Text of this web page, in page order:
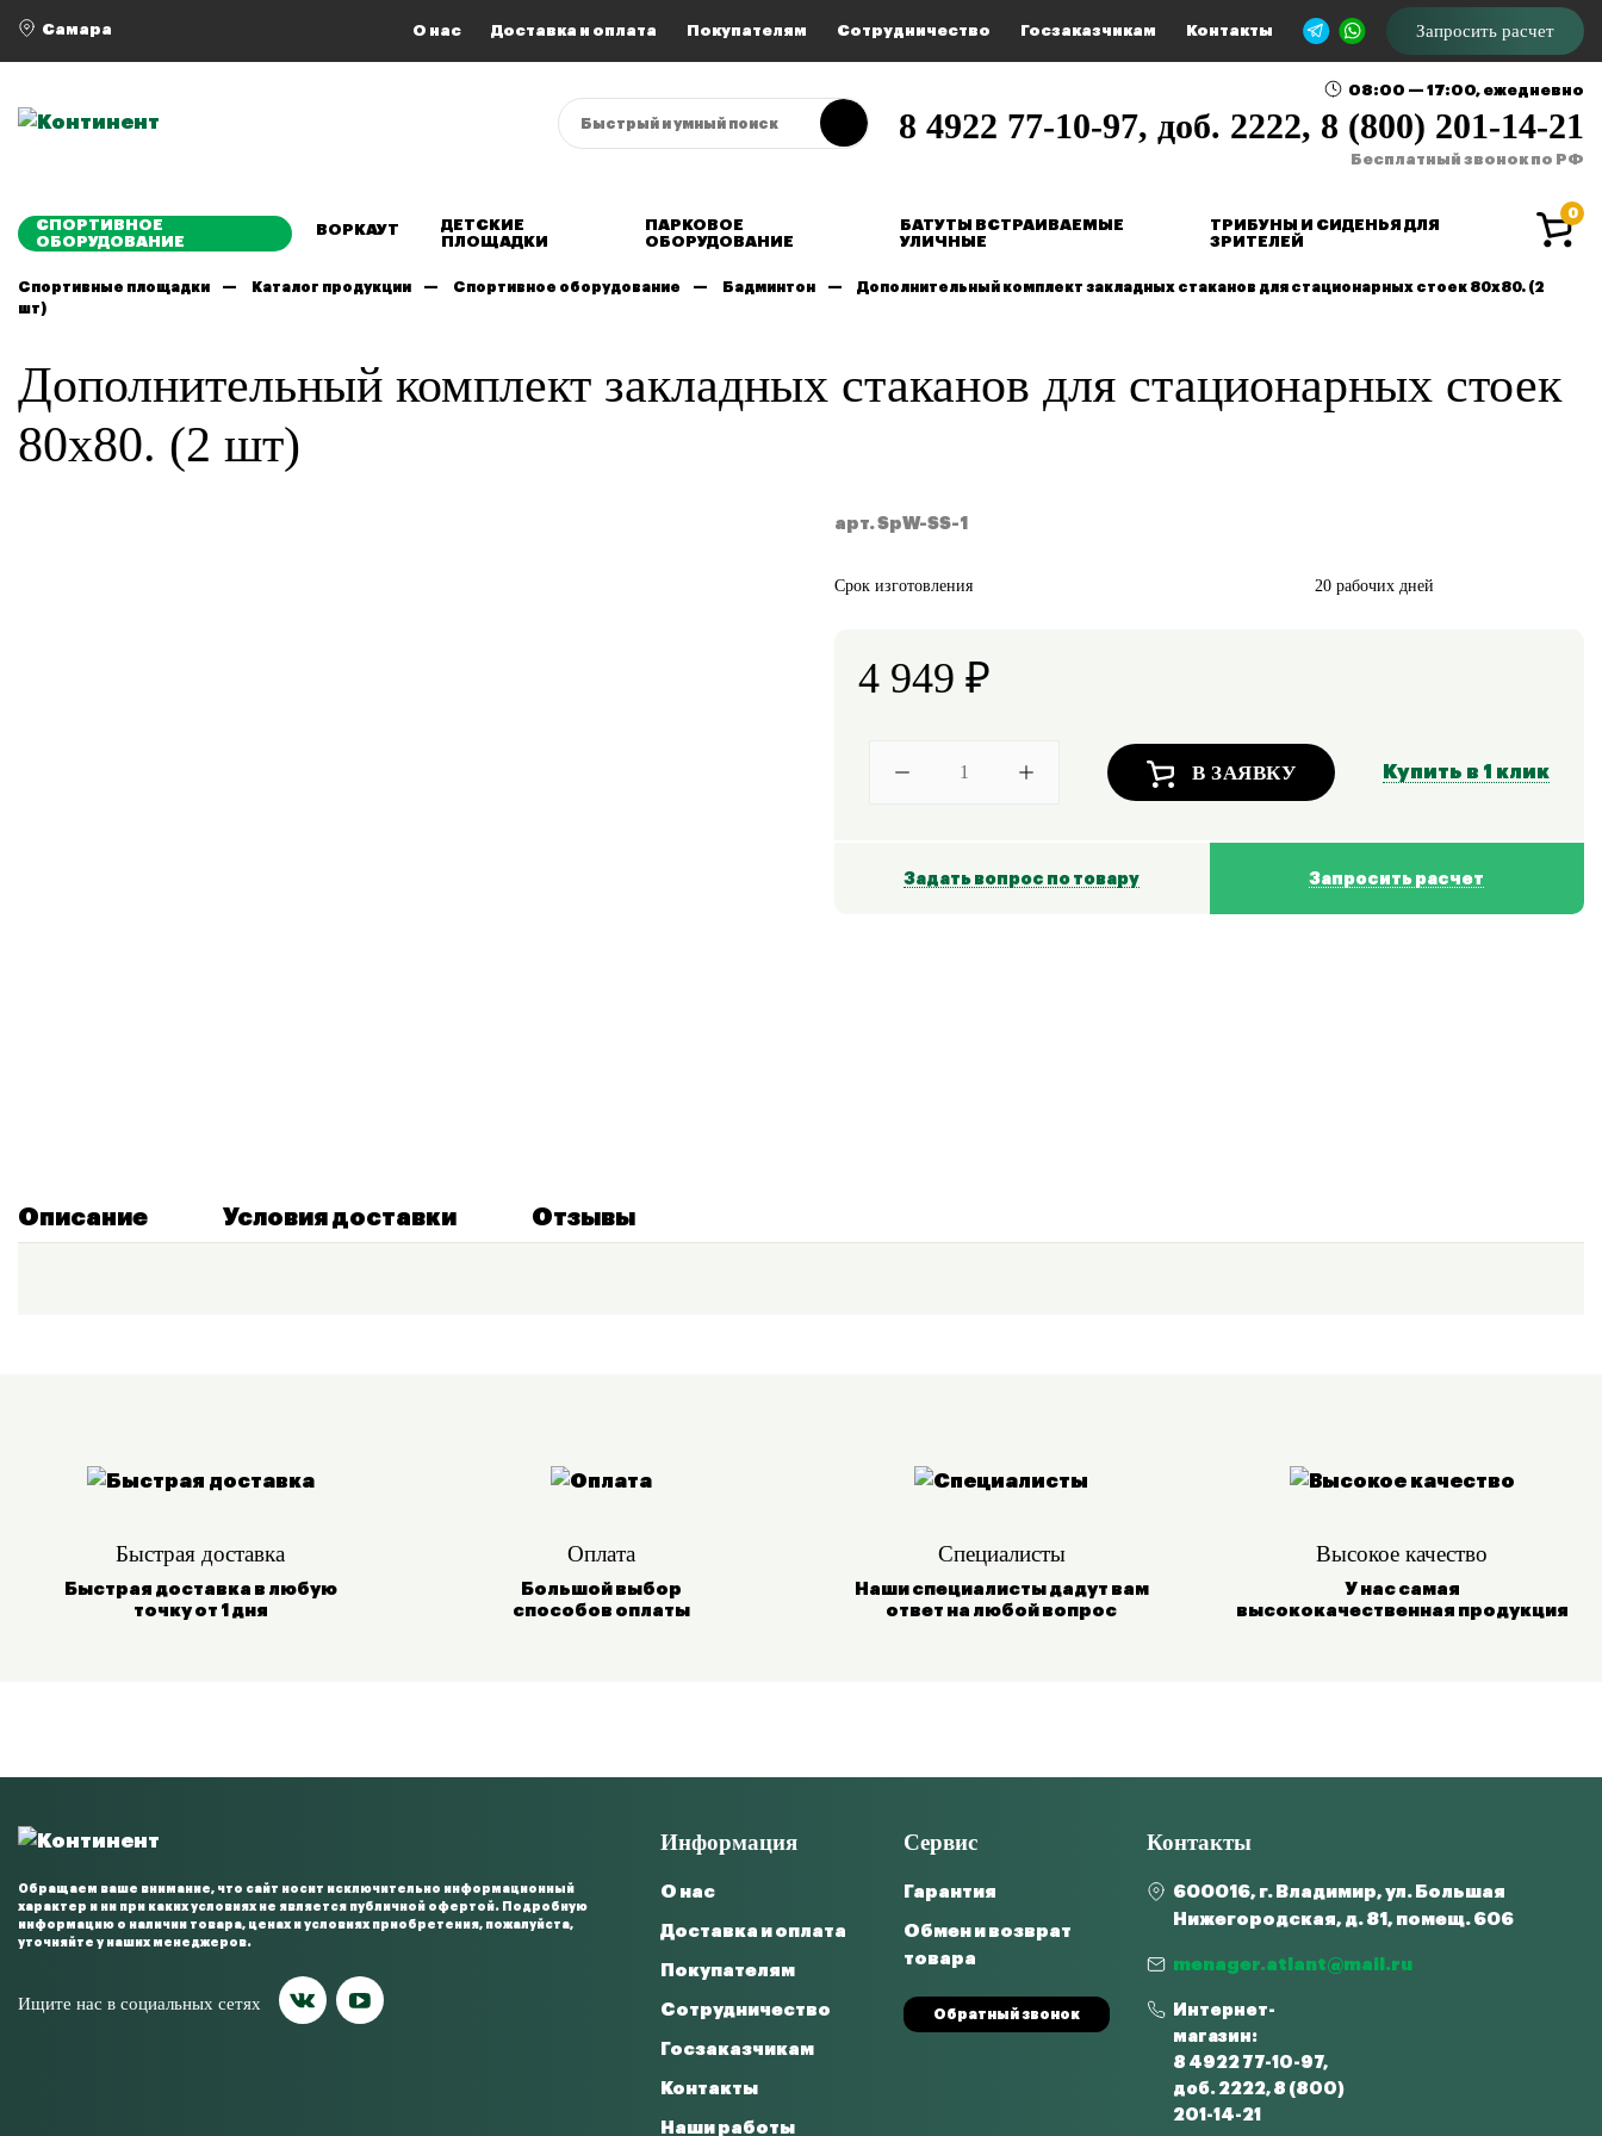
Самара О нас Доставка и оплата Покупателям Сотрудничество Госзаказчикам Контакты Запросить расчет
08:00 — 17:00, ежедневно
8 4922 77-10-97, доб. 2222, 8 (800) 201-14-21
Бесплатный звонок по РФ
СПОРТИВНОЕ
ОБОРУДОВАНИЕ
ВОРКАУТ
ДЕТСКИЕ
ПЛОЩАДКИ
ПАРКОВОЕ
ОБОРУДОВАНИЕ
БАТУТЫ ВСТРАИВАЕМЫЕ
УЛИЧНЫЕ
ТРИБУНЫ И СИДЕНЬЯ ДЛЯ
ЗРИТЕЛЕЙ
0
Спортивные площадки Каталог продукции Спортивное оборудование Бадминтон
Дополнительный комплект закладных стаканов для стационарных стоек 80х80. (2
шт)
Дополнительный комплект закладных стаканов для стационарных стоек
80х80. (2 шт)
арт. SpW-SS-1
Срок изготовления 20 рабочих дней
4 949 ₽
В ЗАЯВКУ Купить в 1 клик
Задать вопрос по товару Запросить расчет
Описание Условия доставки Отзывы
Быстрая доставка
Быстрая доставка в любую
точку от 1 дня
Оплата
Большой выбор
способов оплаты
Специалисты
Наши специалисты дадут вам
ответ на любой вопрос
Высокое качество
У нас самая
высококачественная продукция
Обращаем ваше внимание, что сайт носит исключительно информационный
характер и ни при каких условиях не является публичной офертой. Подробную
информацию о наличии товара, ценах и условиях приобретения, пожалуйста,
уточняйте у наших менеджеров.
Ищите нас в социальных сетях
Информация
О нас
Доставка и оплата
Покупателям
Сотрудничество
Госзаказчикам
Контакты
Наши работы
Сервис
Гарантия
Обмен и возврат
товара
Обратный звонок
Контакты
600016, г. Владимир, ул. Большая
Нижегородская, д. 81, помещ. 606
menager.atlant@mail.ru
Интернет-
магазин:
8 4922 77-10-97,
доб. 2222, 8 (800)
201-14-21